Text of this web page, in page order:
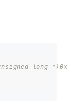
long